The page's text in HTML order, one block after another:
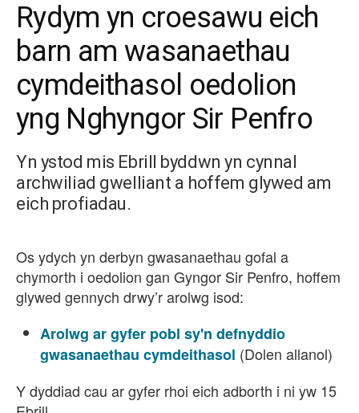
Rydym yn croesawu eich
barn am wasanaethau
cymdeithasol oedolion
yng Nghyngor Sir Penfro
Yn ystod mis Ebrill byddwn yn cynnal
archwiliad gwelliant a hoffem glywed am
eich profiadau.
Os ydych yn derbyn gwasanaethau gofal a
chymorth i oedolion gan Gyngor Sir Penfro, hoffem
glywed gennych drwy’r arolwg isod:
Arolwg ar gyfer pobl sy'n defnyddio
gwasanaethau cymdeithasol (Dolen allanol)
Y dyddiad cau ar gyfer rhoi eich adborth i ni yw 15